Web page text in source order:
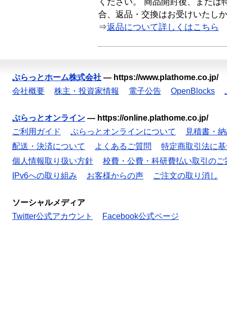
ください。 商品開封後、または
合、返品・交換はお受けいたし
⇒返品について詳しくはこちら
ぷらっとホーム株式会社 — https://www.plathome.co.jp/
会社概要
株主・投資家情報 電子公告 OpenBlocks
ぷらっとオンライン — https://online.plathome.co.jp/
ご利用ガイド
ぷらっとオンラインについて
見積書・
配送・決済について
よくあるご質問
特定商取引法に
個人情報取り扱い方針
校費・公費・科研費払い取引のご
IPv6への取り組み
お客様からの声 ご注文の取り消し
ソーシャルメディア
Twitter公式アカウント
Facebook公式ページ